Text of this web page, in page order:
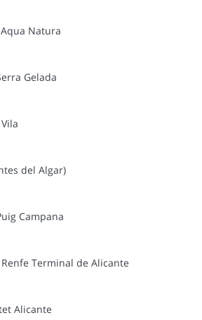
Natura
Gelada
del Algar)
Campana
Terminal de Alicante
Alicante